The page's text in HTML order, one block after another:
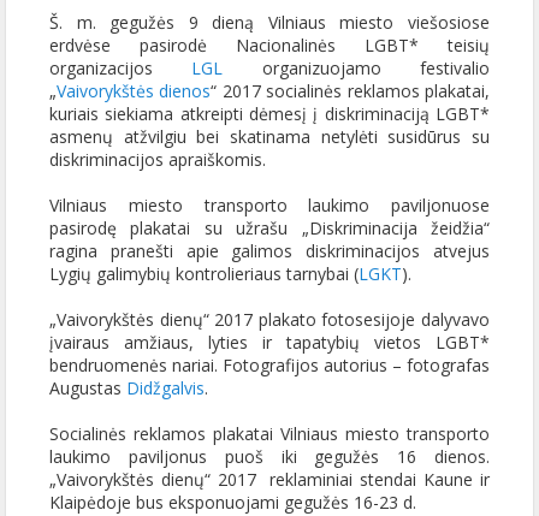
Š. m. gegužės 9 dieną Vilniaus miesto viešosiose
erdvėse pasirodė Nacionalinės LGBT* teisių
organizacijos LGL organizuojamo festivalio
„Vaivorykštės dienos“ 2017 socialinės reklamos plakatai,
kuriais siekiama atkreipti dėmesį į diskriminaciją LGBT*
asmenų atžvilgiu bei skatinama netylėti susidūrus su
diskriminacijos apraiškomis.
Vilniaus miesto transporto laukimo paviljonuose
pasirodę plakatai su užrašu „Diskriminacija žeidžia“
ragina pranešti apie galimos diskriminacijos atvejus
Lygių galimybių kontrolieriaus tarnybai (LGKT).
„Vaivorykštės dienų“ 2017 plakato fotosesijoje dalyvavo
įvairaus amžiaus, lyties ir tapatybių vietos LGBT*
bendruomenės nariai. Fotografijos autorius – fotografas
Augustas Didžgalvis.
Socialinės reklamos plakatai Vilniaus miesto transporto
laukimo paviljonus puoš iki gegužės 16 dienos.
„Vaivorykštės dienų“ 2017 reklaminiai stendai Kaune ir
Klaipėdoje bus eksponuojami gegužės 16-23 d.